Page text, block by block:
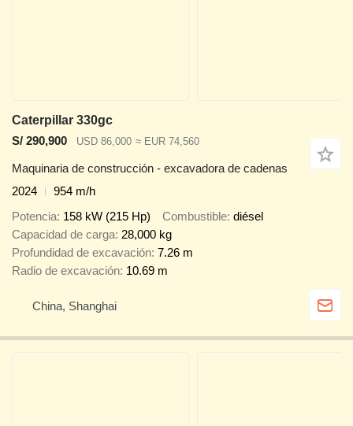
Caterpillar 330gc
S/ 290,900
USD 86,000 ≈ EUR 74,560
Maquinaria de construcción - excavadora de cadenas
2024
954 m/h
Potencia 158 kW (215 Hp) Combustible diésel
Capacidad de carga 28,000 kg
Profundidad de excavación 7.26 m
Radio de excavación 10.69 m
China, Shanghai